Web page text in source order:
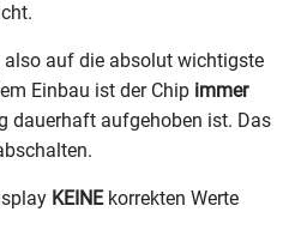
also auf die absolut wichtigste
Einbau ist der Chip immer
dauerhaft aufgehoben ist. Das
KEINEkorrekten Werte